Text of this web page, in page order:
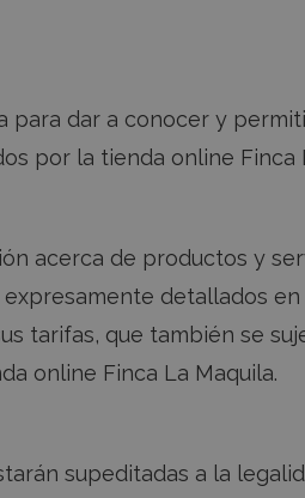
para dar a conocer y
por la tienda online Finca
acerca de productos y
detallados
tarifas, que también se
online Finca La Maquila.
supeditadas a la